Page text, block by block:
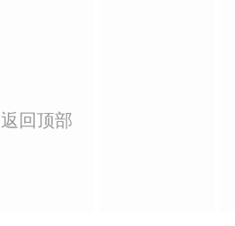
返回顶部